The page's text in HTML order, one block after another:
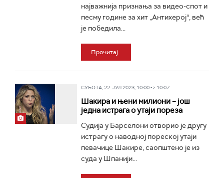
најважнија признања за видео-спот и
песму године за хит „Антихерој“, већ
је победила...
Прочитај
СУБОТА, 22. ЈУЛ 2023, 10:00 -> 10:07
Шакира и њени милиони – још
једна истрага о утаји пореза
Судија у Барселони отворио је другу
истрагу о наводној пореској утаји
певачице Шакире, саопштено је из
суда у Шпанији...